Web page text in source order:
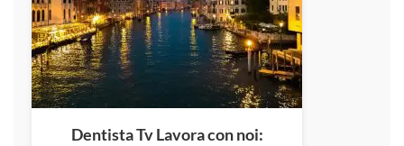
Dentista Tv Lavora con noi: